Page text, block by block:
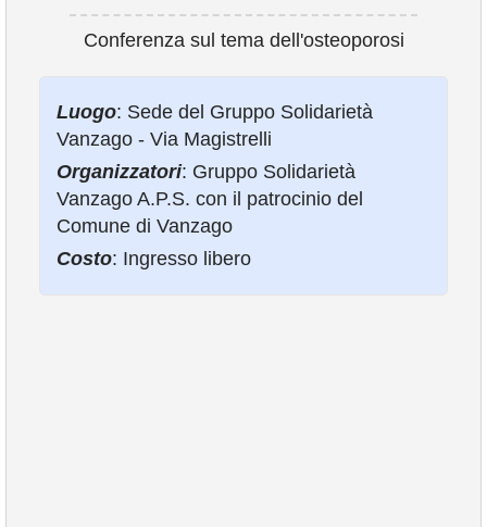
VIVERE VANZAGO
COMUNICAZIONE
Conferenza sul tema dell'osteoporosi
Luogo: Sede del Gruppo Solidarietà
Vanzago - Via Magistrelli
Organizzatori: Gruppo Solidarietà
Vanzago A.P.S. con il patrocinio del
Comune di Vanzago
Costo: Ingresso libero